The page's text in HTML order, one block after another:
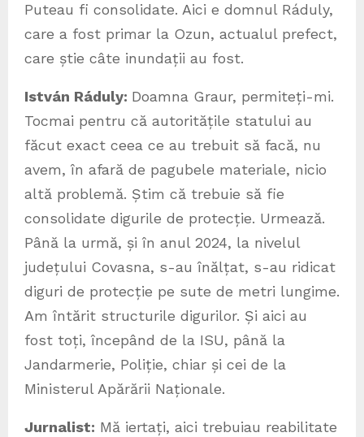
Puteau fi consolidate. Aici e domnul Ráduly,
care a fost primar la Ozun, actualul prefect,
care știe câte inundații au fost.
István Ráduly: Doamna Graur, permiteți-mi.
Tocmai pentru că autoritățile statului au
făcut exact ceea ce au trebuit să facă, nu
avem, în afară de pagubele materiale, nicio
altă problemă. Știm că trebuie să fie
consolidate digurile de protecție. Urmează.
Până la urmă, și în anul 2024, la nivelul
județului Covasna, s-au înălțat, s-au ridicat
diguri de protecție pe sute de metri lungime.
Am întărit structurile digurilor. Și aici au
fost toți, începând de la ISU, până la
Jandarmerie, Poliție, chiar și cei de la
Ministerul Apărării Naționale.
Jurnalist: Mă iertați, aici trebuiau reabilitate